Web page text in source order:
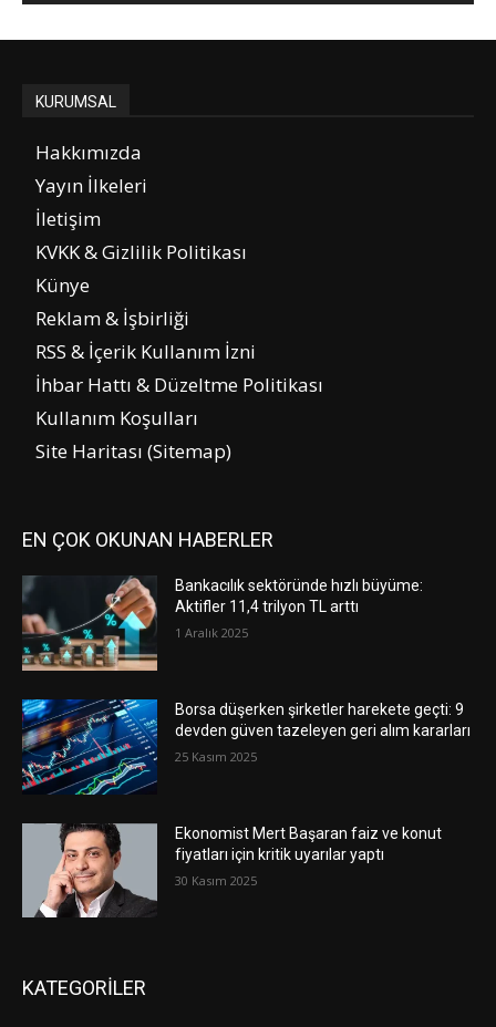
KURUMSAL
Hakkımızda
Yayın İlkeleri
İletişim
KVKK & Gizlilik Politikası
Künye
Reklam & İşbirliği
RSS & İçerik Kullanım İzni
İhbar Hattı & Düzeltme Politikası
Kullanım Koşulları
Site Haritası (Sitemap)
EN ÇOK OKUNAN HABERLER
Bankacılık sektöründe hızlı büyüme:
Aktifler 11,4 trilyon TL arttı
1 Aralık 2025
Borsa düşerken şirketler harekete geçti: 9
devden güven tazeleyen geri alım kararları
25 Kasım 2025
Ekonomist Mert Başaran faiz ve konut
fiyatları için kritik uyarılar yaptı
30 Kasım 2025
KATEGORİLER